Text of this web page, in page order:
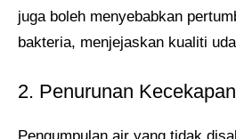
juga boleh menyebabkan
bakteria, menjejaskan kualiti
2. Penurunan Kecekapan